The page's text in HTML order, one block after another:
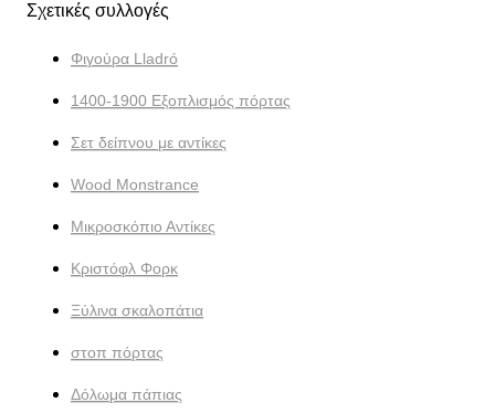
Σχετικές συλλογές
Φιγούρα Lladró
1400-1900 Εξοπλισμός πόρτας
Σετ δείπνου με αντίκες
Wood Monstrance
Μικροσκόπιο Αντίκες
Κριστόφλ Φορκ
Ξύλινα σκαλοπάτια
στοπ πόρτας
Δόλωμα πάπιας